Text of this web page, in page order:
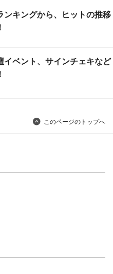
ンキングから、ヒットの推移
イベント、サインチェキなど
このページのトップへ